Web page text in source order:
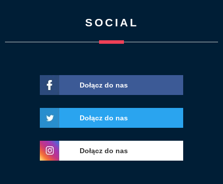
SOCIAL
Dołącz do nas
Dołącz do nas
Dołącz do nas